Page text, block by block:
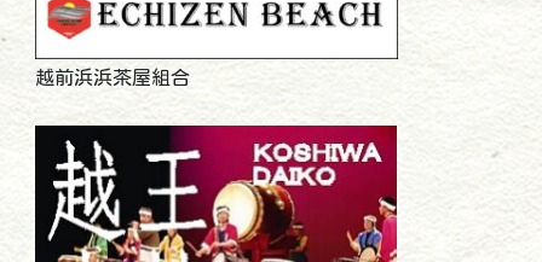
越前浜浜茶屋組合